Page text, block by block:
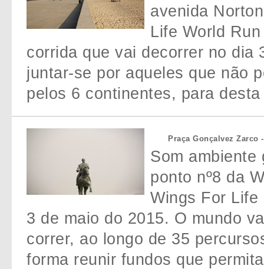
avenida
Life World
corrida que vai decorrer no dia
juntar-se por aqueles que não
pelos 6 continentes, para
Praça Gonçalvez Zarco
Som ambiente
ponto nº8 da
Wings For Life
3 de maio do 2015. O mundo
correr, ao longo de 35
forma reunir fundos que